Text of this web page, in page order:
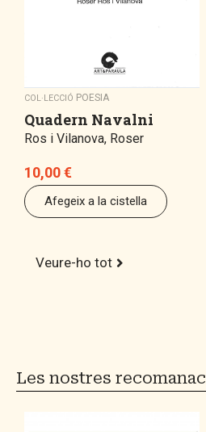
COL·LECCIÓ POESIA
Quadern Navalni
Ros i Vilanova, Roser
10,00€
Afegeix a la cistella
Veure-ho tot
Les nostres